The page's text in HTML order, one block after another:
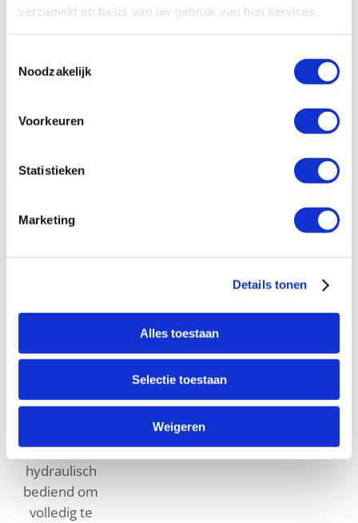
verzameld op basis van uw gebruik van hun services.
Noodzakelijk
Voorkeuren
Statistieken
Marketing
Details tonen
Alles toestaan
Selectie toestaan
Weigeren
IR-450-66-Z
De BERMAD
66-Z
afsluiter met
membraanbediende
regelafsluiter.
wordt
hydraulisch
bediend om
volledig te